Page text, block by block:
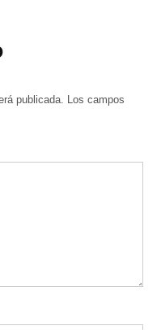
publicada.
Los campos